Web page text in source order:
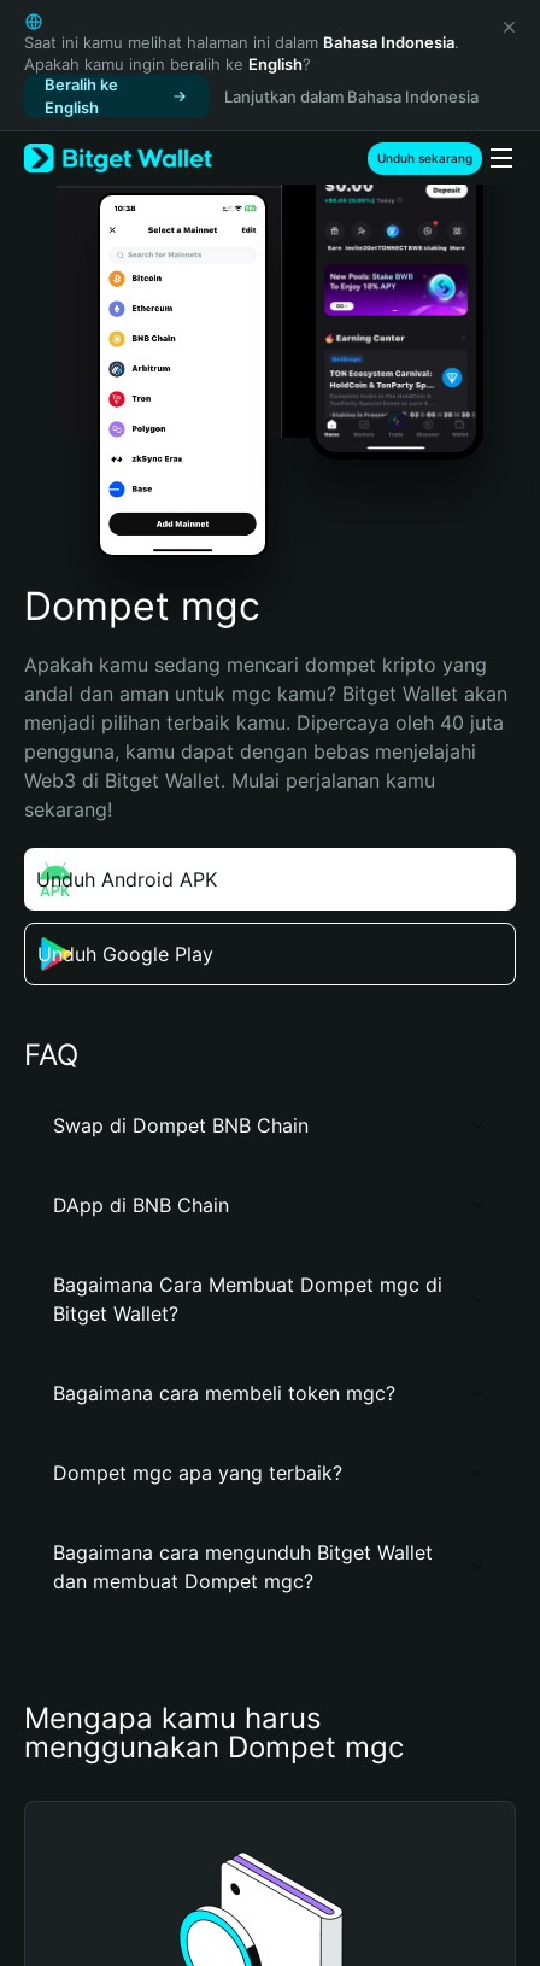
English
日本語
Tiếng Việt
Русский
Español (Latinoamérica)
Türkçe
Italiano
Português (Portugal)
Bahasa Indonesia
Português (Brasil)
Español (Argentina)
Saat ini kamu melihat halaman ini dalam Bahasa Indonesia.
Apakah kamu ingin beralih ke English?
Beralih ke
English
Lanjutkan dalam Bahasa Indonesia
Unduh sekarang
Dompet mgc
Apakah kamu sedang mencari dompet kripto yang
andal dan aman untuk mgc kamu? Bitget Wallet akan
menjadi pilihan terbaik kamu. Dipercaya oleh 40 juta
pengguna, kamu dapat dengan bebas menjelajahi
Web3 di Bitget Wallet. Mulai perjalanan kamu
sekarang!
Unduh Android APK
Unduh Google Play
FAQ
Swap di Dompet BNB Chain
DApp di BNB Chain
Bagaimana Cara Membuat Dompet mgc di
Bitget Wallet?
Bagaimana cara membeli token mgc?
Dompet mgc apa yang terbaik?
Bagaimana cara mengunduh Bitget Wallet
dan membuat Dompet mgc?
Mengapa kamu harus
menggunakan Dompet mgc